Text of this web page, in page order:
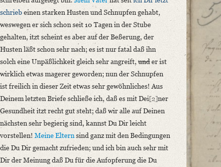
OAI Id: DE-1a-33449
Classification Number: Mscr.Dresd.e.90,XIX,Bd.7,Nr.53
Number of Pages: 4S. auf Doppelbl., hs. m. U
Format: 18,9 x 11,5 cm
Incipit: „[1] 1791 den 25sten Nov
Liebster Bruder,
Carl sagt mir er habe Morgen ein Paquet mit Bücher an Dich zu
Language
German
Editors
Bamberg, Claudia
Varwig, Olivia
schriebeinen starken Husten und Schnupfen gehabt,
weswegen er sich schon seit 10 Tagen in der Stube
gehalten, itzt scheint es aber auf der Beßerung, der
Husten läßt schon sehr nach; es ist nur fatal daß ihn
solch eine Unpäßlichkeit gleich sehr angreift, under ist
wirklich etwas magerer geworden; nun der Schnupfen
ist freilich in dieser Zeit etwas sehr gewöhnliches! Aus
Deinem letzten Briefe schließe ich, daß es mit Dei[2]ner
Gesundheit itzt recht gut steht; daß wir alle auf Deinen
nächsten sehr begierig sind, kannst Du Dir leicht
vorstellen! Meine Elternsind ganz mit den Bedingungen
die Du Dir gemacht zufrieden; und ich bin auch sehr mit
Dir der Meinung daß Du für die Aufopferung die Du